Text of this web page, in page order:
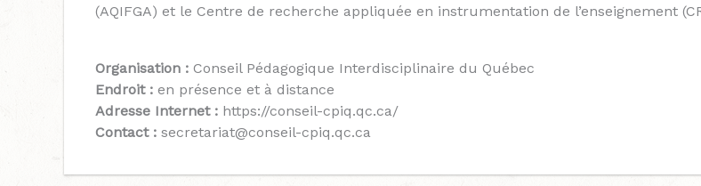
(AQIFGA) et le Centre de recherche appliquée en instrumentation de l’enseignement
Organisation : Conseil Pédagogique Interdisciplinaire du Québec
Endroit : en présence et à distance
Adresse Internet : https://conseil-cpiq.qc.ca/
Contact : secretariat@conseil-cpiq.qc.ca